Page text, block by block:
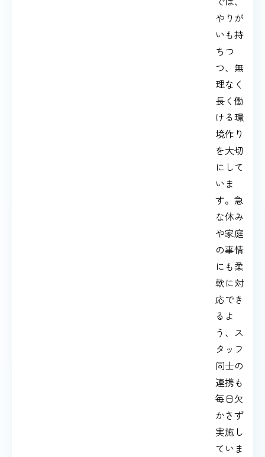
やりが
いも持
ちつ
つ、無
理なく
長く働
ける環
境作り
を大切
にして
いま
す。急
な休み
や家庭
の事情
にも柔
軟に対
応でき
るよ
う、ス
タッフ
同士の
連携も
毎日欠
かさず
実施し
ていま